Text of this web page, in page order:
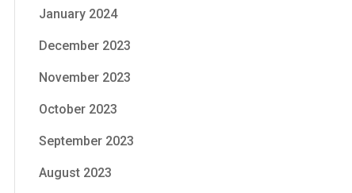
January 2024
December 2023
November 2023
October 2023
September 2023
August 2023